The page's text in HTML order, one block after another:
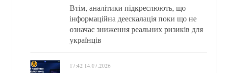
Втім, аналітики підкреслюють, що
інформаційна деескалація поки що не
означає зниження реальних ризиків для
українців
17:42 14.07.2026